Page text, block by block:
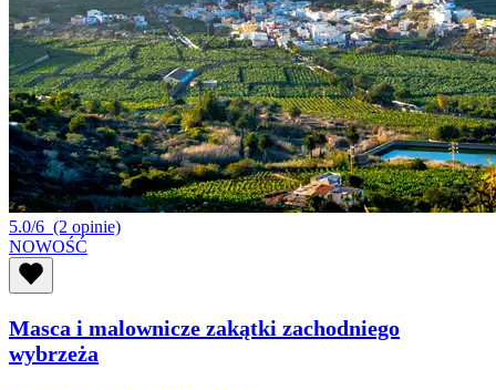
5.0/6 (2 opinie)
NOWOŚĆ
Masca i malownicze zakątki zachodniego
wybrzeża